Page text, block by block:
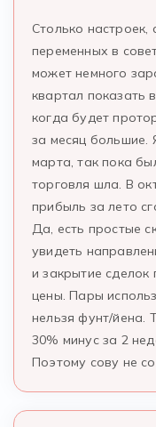
Столько настроек,
переменных в
может немного
квартал показать
когда будет
за месяц большие.
марта, так пока
торговля шла. В
прибыль за лето
Да, есть простые
увидеть
и закрытие сделок
цены. Пары
нельзя фунт/йена.
30% минус за 2
Поэтому сову не